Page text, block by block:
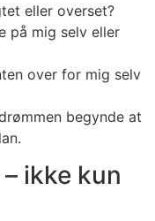
eller overset?
på mig selv eller
over for mig selv
begynde at
ikke kun